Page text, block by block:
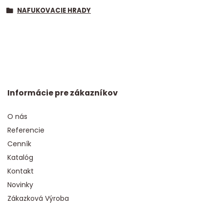
NAFUKOVACIE HRADY
Informácie pre zákazníkov
O nás
Referencie
Cenník
Katalóg
Kontakt
Novinky
Zákazková Výroba